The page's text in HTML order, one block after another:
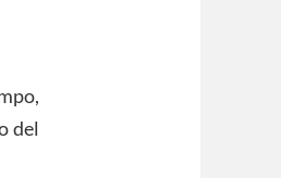
del